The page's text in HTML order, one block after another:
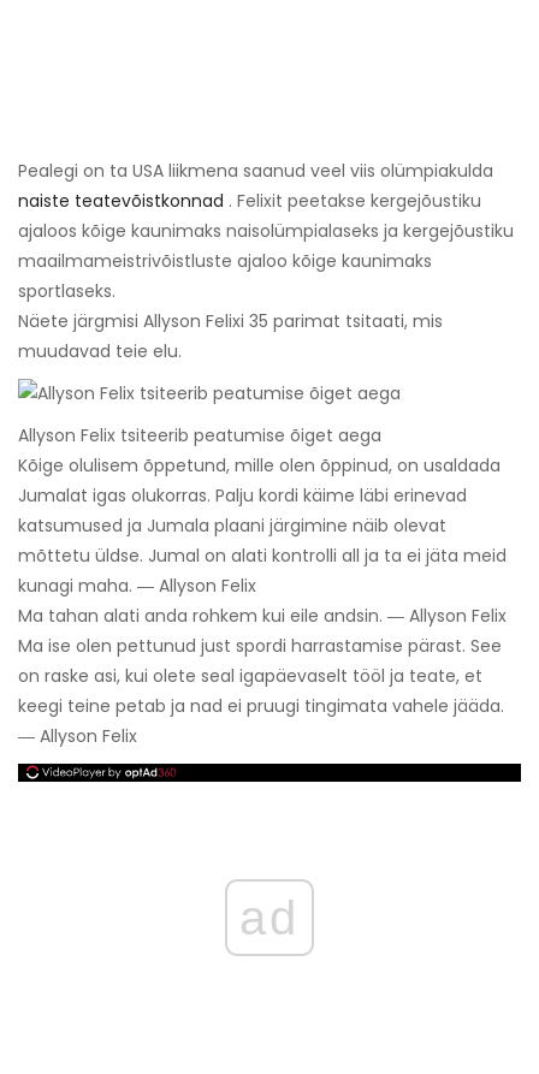
Pealegi on ta USA liikmena saanud veel viis olümpiakulda
naiste teatevõistkonnad . Felixit peetakse kergejõustiku
ajaloos kõige kaunimaks naisolümpialaseks ja kergejõustiku
maailmameistrivõistluste ajaloo kõige kaunimaks
sportlaseks.
Näete järgmisi Allyson Felixi 35 parimat tsitaati, mis
muudavad teie elu.
Allyson Felix tsiteerib peatumise õiget aega
Kõige olulisem õppetund, mille olen õppinud, on usaldada
Jumalat igas olukorras. Palju kordi käime läbi erinevad
katsumused ja Jumala plaani järgimine näib olevat
mõttetu üldse. Jumal on alati kontrolli all ja ta ei jäta meid
kunagi maha. ― Allyson Felix
Ma tahan alati anda rohkem kui eile andsin. ― Allyson Felix
Ma ise olen pettunud just spordi harrastamise pärast. See
on raske asi, kui olete seal igapäevaselt tööl ja teate, et
keegi teine ​​petab ja nad ei pruugi tingimata vahele jääda.
― Allyson Felix
ad